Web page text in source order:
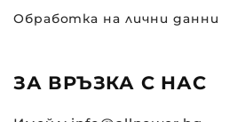
Обработка на лични данни
ЗА ВРЪЗКА С НАС